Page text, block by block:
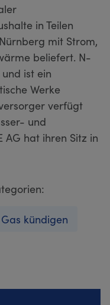
in Teilen
mit Strom,
beliefert. N-
ist ein
Werke
verfügt
und
AG hat ihren Sitz in
Gas kündigen